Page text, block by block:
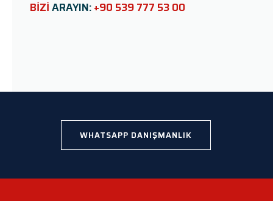
lBİZİARAYIN:+90 539 777 53 00
WHATSAPP DANIŞMANLIK